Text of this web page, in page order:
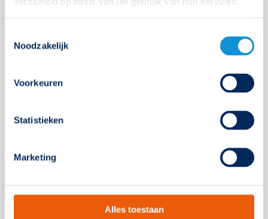
Noodzakelijk
Voorkeuren
Statistieken
Marketing
Alles toestaan
Bouwbesluit) voldoe, is dat dan
voldoende om een bouwvergunning
Voor een bouwvergunning moet je weten welke eisen
en het Besluit bouwwerken leefomgeving (Bbl).
Lees verder